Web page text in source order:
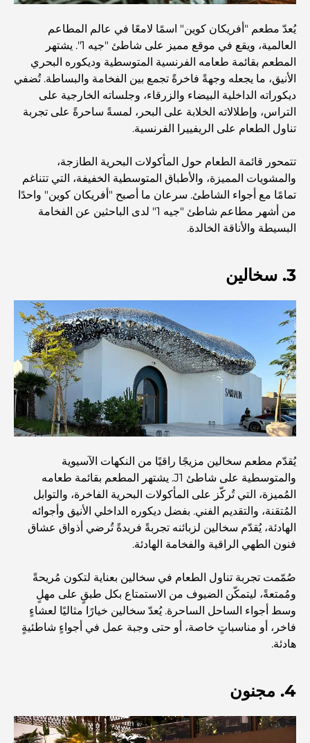
المقاهي في منطقة الخليج التجاري: مزيج مثالي من القهوة
والمجتمع
مطاعم دبي الحائزة على نجمة ميشلان: جولة مغامرة لعشاق
الطعام
استكشاف مطاعم جميرا جولف إستيتس: دليل الطهي
Dubai Horse Racing: Where Tradition Meets
Global Competition
المقاهي في نخلة جميرا: دليل لأفضل أماكن القهوة وأسلوب
أفضل وجبات الإفطار في دبي: اختياراتي المفضلة لعام 2026
كيفية الحصول على قرض عقاري في دبي: الدليل الشامل
مخطط تلال الغاف الرئيسي: معيار جديد للحياة المتكاملة في
دبي
منازل متوافقة مع مبادئ فاستو: دليل عملي لتحقيق التوازن
أفضل شركات تنسيق الحدائق في دبي: تحويل المساحات
الخارجية
أفضل شركات نقل الأثاث في دبي: دليل شامل
نخلة جبل علي مقابل نخلة جميرا: مقارنة واضحة لمشتري
العقارات الأذكياء
اكتشف جزيرة القمر في دبي: دليلك الأمثل
استكشاف المواقع التاريخية في دبي: رحلة عبر الزمن
أفضل 7 مطاعم في خور دبي لتناول الطعام فيها
يُعدّ مطعم "أفريكان كوين" اسمًا لامعًا في عالم المطاعم
العالمية، ويقع في موقع مميز على شاطئ "جيه 1". يشتهر
المطعم بقائمة طعامه الفرنسية المتوسطية وديكوره البحري
الأنيق، ما يجعله وجهةً فاخرةً تجمع بين الفخامة والبساطة. تُضفي
ديكوراته الداخلية البيضاء والزرقاء، وجلساته الخارجية على
التراس، وإطلالاته الخلابة على البحر، لمسةً ساحرةً على تجربة
تناول الطعام على الريفييرا الفرنسية.
تتمحور قائمة الطعام حول المأكولات البحرية الطازجة،
والمشويات المميزة، والأطباق المتوسطية الخفيفة، التي تتناغم
تمامًا مع أجواء الشاطئ. سرعان ما أصبح "أفريكان كوين" واحدًا
من أشهر مطاعم شاطئ "جيه 1" لدى الباحثين عن الفخامة
البسيطة والأناقة الخالدة.
3. سخالين
يُقدّم مطعم سخالين مزيجًا راقيًا من النكهات الآسيوية
والمتوسطية على شاطئ J1. يشتهر المطعم بقائمة طعامه
المُميزة، التي تُركّز على المأكولات البحرية الفاخرة، والتوابل
المُتقنة، والتقديم الفني. بفضل ديكوره الداخلي الأنيق وأجوائه
الهادئة، يُقدّم سخالين لزبائنه تجربةً فريدةً تُرضي أذواق عشاق
فنون الطهي الراقية والفخامة الهادئة.
صُمّمت تجربة تناول الطعام في سخالين بعناية لتكون مُريحةً
ومُمتعةً، ليتمكّن الضيوف من الاستمتاع بكل طبقٍ على مهلٍ
وسط أجواء الساحل الساحرة. يُعدّ سخالين خيارًا مثاليًا لعشاءٍ
فاخر، أو مناسباتٍ خاصة، أو حتى وجبة عمل في أجواءٍ شاطئيةٍ
هادئة.
4. مجنون